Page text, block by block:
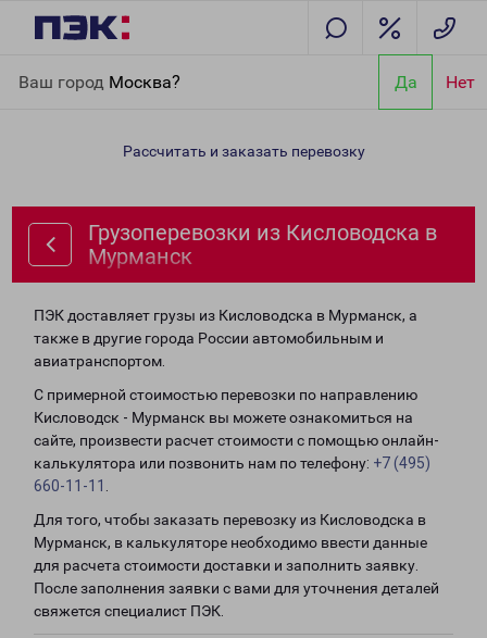
Ваш город Москва? Да Нет
Мурманск
Рассчитать и заказать перевозку
Грузоперевозки из Кисловодска в
Мурманск
ПЭК доставляет грузы из Кисловодска в Мурманск, а
также в другие города России автомобильным и
авиатранспортом.
С примерной стоимостью перевозки по направлению
Кисловодск - Мурманск вы можете ознакомиться на
сайте, произвести расчет стоимости с помощью онлайн-
калькулятора или позвонить нам по телефону: +7 (495)
660-11-11
Для того, чтобы заказать перевозку из Кисловодска в
Мурманск, в калькуляторе необходимо ввести данные
для расчета стоимости доставки и заполнить заявку.
После заполнения заявки с вами для уточнения деталей
свяжется специалист ПЭК.